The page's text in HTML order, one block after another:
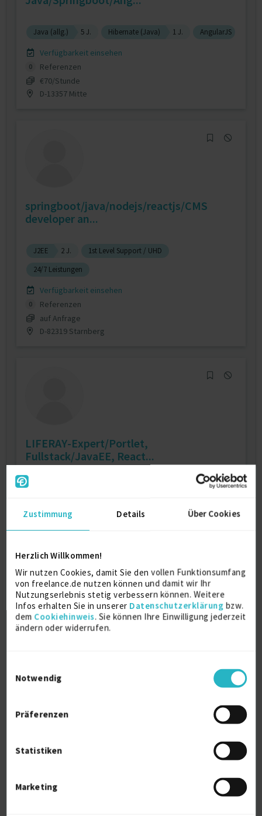
Zustimmung Details Über Cookies
Herzlich Willkommen!
Wir nutzen Cookies, damit Sie den vollen Funktionsumfang
von freelance.de nutzen können und damit wir Ihr
Nutzungserlebnis stetig verbessern können. Weitere
Infos erhalten Sie in unserer Datenschutzerklärung bzw.
dem Cookiehinweis. Sie können Ihre Einwilligung jederzeit
ändern oder widerrufen.
Notwendig
Präferenzen
Statistiken
Marketing
Java (allg.) 5 J. Hibernate (Java) 1 J. AngularJS
Verfügbarkeit einsehen
0
Referenzen
€70/Stunde
D-13357 Mitte
springboot/java/nodejs/reactjs/CMS
developer an...
J2EE 2 J.
1st Level Support / UHD
24/7 Leistungen
Verfügbarkeit einsehen
0
Referenzen
auf Anfrage
D-82319 Starnberg
LIFERAY-Expert/Portlet,
Fullstack/JavaEE, React...
Verfügbarkeit einsehen
SpringBoo...
auf Anfrage